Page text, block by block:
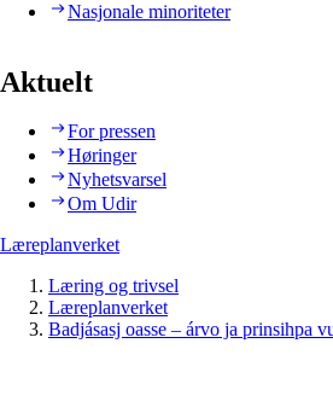
Nasjonale minoriteter
Aktuelt
For pressen
Høringer
Nyhetsvarsel
Om Udir
Læreplanverket
Læring og trivsel
Læreplanverket
Badjásasj oasse – árvo ja prinsihpa